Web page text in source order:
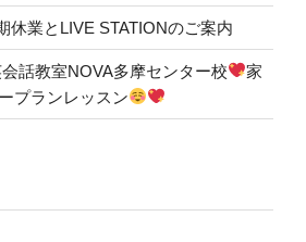
休業とLIVE STATIONのご案内
話教室NOVA多摩センター校
家
プランレッスン